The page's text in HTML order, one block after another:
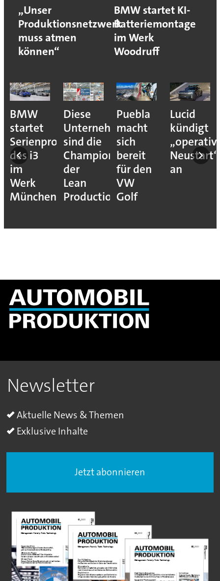
„Unser
Produktionsnetzwerk
muss atmen
können“
BMW startet KI-
Batteriemontage
im Werk
Woodruff
BMW
startet
Serienproduktion
des i3
im
Werk
München
Diese
Unternehmen
sind die
Champions
der
Lean
Production
Puebla
macht
sich
bereit
für den
VW
Golf
Lucid
kündigt
Neustart“
an
Newsletter
Aktuelle News & Themen
Exklusive Inhalte
Jetzt abonnieren